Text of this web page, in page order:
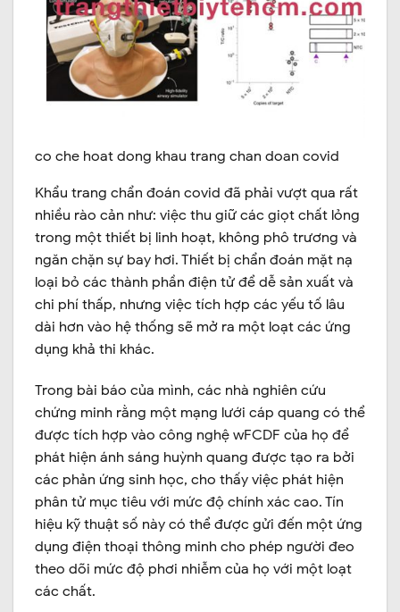
co che hoat dong khau trang chan doan covid
Khẩu trang chẩn đoán covid đã phải vượt qua rất
nhiều rào cản như: việc thu giữ các giọt chất lỏng
trong một thiết bị linh hoạt, không phô trương và
ngăn chặn sự bay hơi. Thiết bị chẩn đoán mặt nạ
loại bỏ các thành phần điện tử để dễ sản xuất và
chi phí thấp, nhưng việc tích hợp các yếu tố lâu
dài hơn vào hệ thống sẽ mở ra một loạt các ứng
dụng khả thi khác.
Trong bài báo của mình, các nhà nghiên cứu
chứng minh rằng một mạng lưới cáp quang có thể
được tích hợp vào công nghệ wFCDF của họ để
phát hiện ánh sáng huỳnh quang được tạo ra bởi
các phản ứng sinh học, cho thấy việc phát hiện
phân tử mục tiêu với mức độ chính xác cao. Tín
hiệu kỹ thuật số này có thể được gửi đến một ứng
dụng điện thoại thông minh cho phép người đeo
theo dõi mức độ phơi nhiễm của họ với một loạt
các chất.